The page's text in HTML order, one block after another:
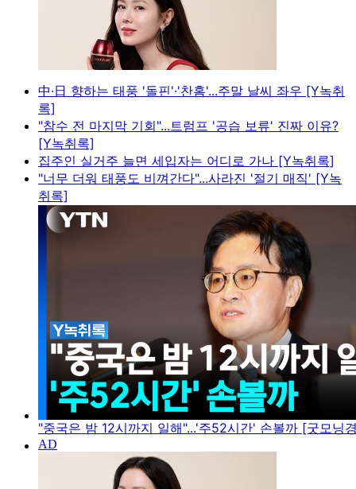
中·日 향하는 태풍 '돌핀'·'찬홈'...주말 날씨 좌우 [Y녹취
록]
"참수 전 마지막 기회"...트럼프 '공습 보류' 진짜 이유?
[Y녹취록]
집주인 실거주 늘면 세입자는 어디로 가나 [Y녹취록]
"너무 더워 태풍도 비껴간다"...사라진 '절기 매직' [Y녹
취록]
"중국은 밤 12시까지 일해"...'주52시간' 손볼까 [굿모닝